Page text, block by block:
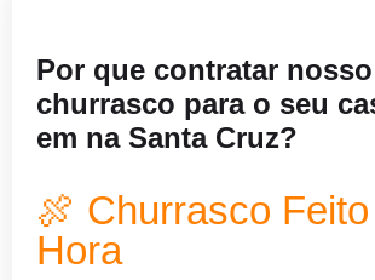
Por que contratar
churrasco para o seu
em na Santa Cruz?
🍖 Churrasco
Hora